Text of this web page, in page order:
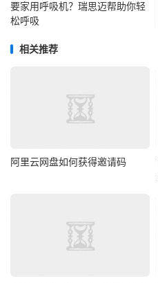
要家用呼吸机？瑞思迈帮助你轻
松呼吸
相关推荐
阿里云网盘如何获得邀请码